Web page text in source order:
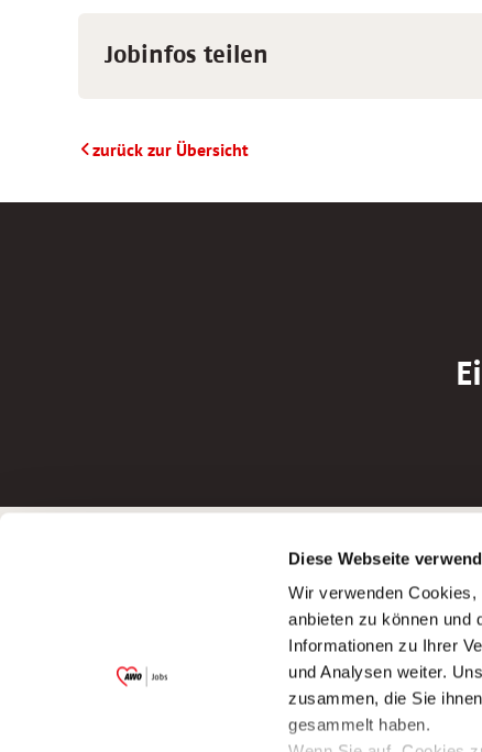
Diese Webseite
Wir verwenden
anbieten zu können und
Informationen zu Ihrer
und Analysen weiter.
zusammen, die Sie
gesammelt haben.
Jobinfos teilen
zurück zur Übersicht
Garitz Bewirtschaftungsbetriebe GmbH
(Ein Tochterunternehmen des AWO
Bezirksverbandes Unterfranken e.V.)
Bitte senden Sie an diese Anschrift keine